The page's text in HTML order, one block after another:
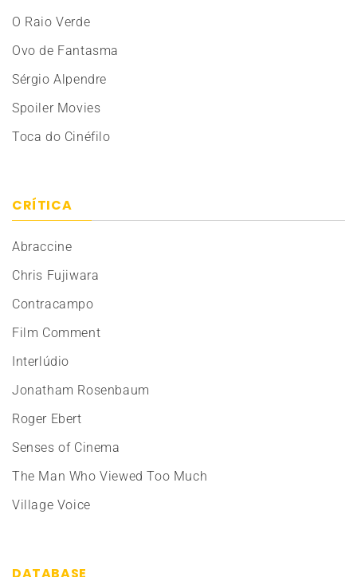
O Raio Verde
Ovo de Fantasma
Sérgio Alpendre
Spoiler Movies
Toca do Cinéfilo
CRÍTICA
Abraccine
Chris Fujiwara
Contracampo
Film Comment
Interlúdio
Jonatham Rosenbaum
Roger Ebert
Senses of Cinema
The Man Who Viewed Too Much
Village Voice